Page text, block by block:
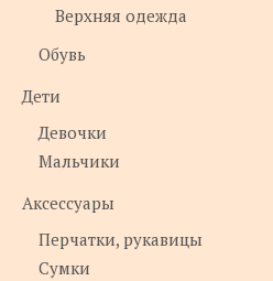
Верхняя одежда
Обувь
Дети
Девочки
Мальчики
Аксессуары
Перчатки, рукавицы
Сумки